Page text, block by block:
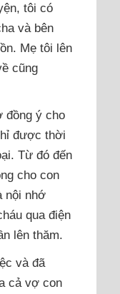
tôi có
và bên
Mẹ tôi lên
cũng
đồng ý cho
được thời
Từ đó đến
cho con
nội nhớ
qua điện
lên thăm.
và đã
cả vợ con